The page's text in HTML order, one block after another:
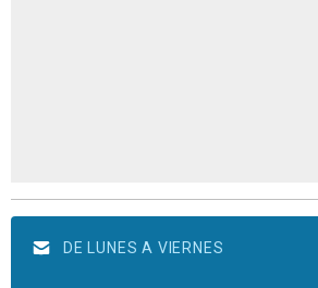
DE LUNES A VIERNES